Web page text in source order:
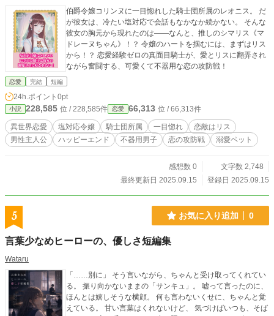
伯爵令嬢コリンヌに一目惚れした騎士団所属のレオニス。 だ
が彼女は、冷たい塩対応で会話もなかなか続かない。 そんな
彼女の胸元から現れたのは——なんと、推しのシマリス《マ
ドレーヌちゃん》！？ 令嬢のハートを掴むには、まずはリス
から！？ 恋愛経験ゼロの真面目騎士が、愛とリスに翻弄され
ながら奮闘する、可愛くて不器用な恋の攻防戦！
恋愛 完結 短編
24h.ポイント 0pt
小説 228,585 位 / 228,585件 恋愛 66,313 位 / 66,313件
異世界恋愛 塩対応令嬢 騎士団所属 一目惚れ
恋敵はリス
男性主人公
ハッピーエンド 不器用男子 恋の攻防戦 溺愛ペット
感想数 0
文字数 2,748
最終更新日 2025.09.15
登録日 2025.09.15
5 お気に入り追加 0
言葉少なめヒーローの、優しさ短編集
Wataru
「……別に」 そう言いながら、ちゃんと受け取ってくれてい
る。 振り向かないままの「サンキュ」。 嘘って言ったのに、
ほんとは嬉しそうな横顔。 何も言わないくせに、ちゃんと覚
えている。 甘い言葉はくれないけど、 気づけばいつも、そば